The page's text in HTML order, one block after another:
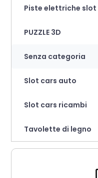
Piste elettriche slot
PUZZLE 3D
Senza categoria
Slot cars auto
Slot cars ricambi
Tavolette di legno